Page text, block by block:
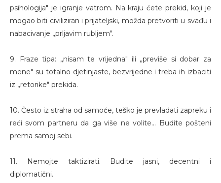
psihologija" je igranje vatrom. Na kraju ćete prekid, koji je
mogao biti civiliziran i prijateljski, možda pretvoriti u svađu i
nabacivanje „prljavim rubljem".
9. Fraze tipa: „nisam te vrijedna" ili „previše si dobar za
mene" su totalno djetinjaste, bezvrijedne i treba ih izbaciti
iz „retorike" prekida.
10. Često iz straha od samoće, teško je prevladati zapreku i
reći svom partneru da ga više ne volite... Budite pošteni
prema samoj sebi.
11. Nemojte taktizirati. Budite jasni, decentni i
diplomatični.